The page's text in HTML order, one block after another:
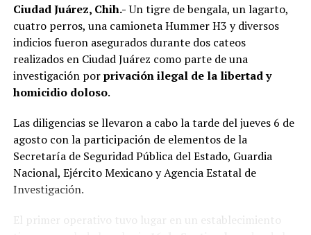
Ciudad Juárez, Chih.-Un tigre de bengala, un lagarto,
cuatro perros, una camioneta Hummer H3 y diversos
indicios fueron asegurados durante dos cateos
realizados en Ciudad Juárez como parte de una
investigación porprivación ilegal de la libertad y
homicidio doloso.
Las diligencias se llevaron a cabo la tarde del jueves 6 de
agosto con la participación de elementos de la
Secretaría de Seguridad Pública del Estado, Guardia
Nacional, Ejército Mexicano y Agencia Estatal de
Investigación.
El primer operativo tuvo lugar en un establecimiento